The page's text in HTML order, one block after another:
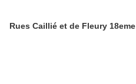
Rues Caillié et de Fleury 18eme